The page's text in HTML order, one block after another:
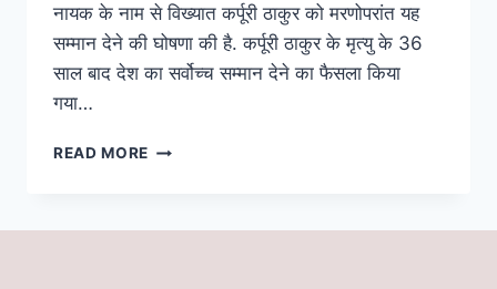
नायक के नाम से विख्यात कर्पूरी ठाकुर को मरणोपरांत यह
सम्मान देने की घोषणा की है. कर्पूरी ठाकुर के मृत्यु के 36
साल बाद देश का सर्वोच्च सम्मान देने का फैसला किया
गया…
READ MORE बिहार